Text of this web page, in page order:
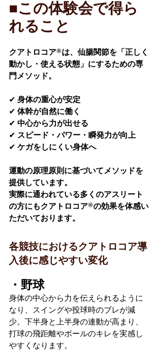
■この体験会で得ら
れること
クアトロコア®は、仙腸関節を「正しく
動かし・使える状態」にするための専
門メソッド。
✔ 身体の重心が安定
✔ 体幹が自然に働く
✔ 中心から力が出せる
✔ スピード・パワー・瞬発力が向上
✔ ケガをしにくい身体へ
運動の原理原則に基づいてメソッドを
提供しています。
実際に通われている多くのアスリート
の方にもクアトロコア®︎の効果を体感い
ただいております。
各競技におけるクアトロコア導
入後に感じやすい変化
・野球
身体の中心から力を伝えられるように
なり、スイングや投球時のブレが減
少。下半身と上半身の連動が高まり、
打球の飛距離やボールのキレを実感し
やすくなります。